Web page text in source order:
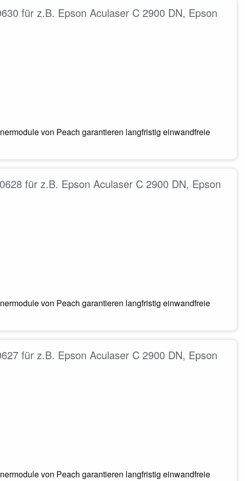
für z.B. Epson Aculaser C 2900 DN, Epson
von Peach garantieren langfristig einwandfreie
für z.B. Epson Aculaser C 2900 DN, Epson
von Peach garantieren langfristig einwandfreie
für z.B. Epson Aculaser C 2900 DN, Epson
von Peach garantieren langfristig einwandfreie